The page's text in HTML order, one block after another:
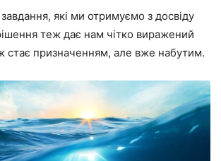
які ми отримуємо з досвіду
теж дає нам чітко виражений
стає призначенням, але вже набутим.